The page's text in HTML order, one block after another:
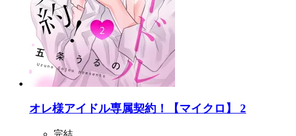
オレ様アイドル専属契約！【マイクロ】 2
完結